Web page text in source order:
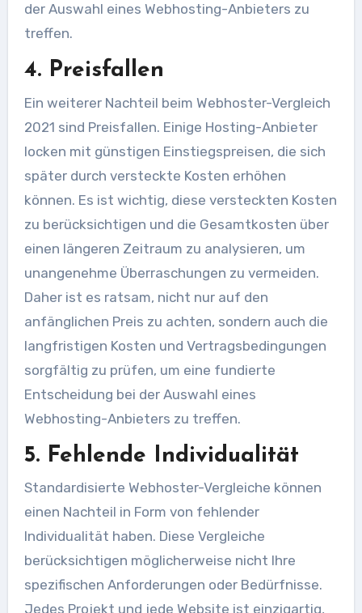
der Auswahl eines Webhosting-Anbieters zu
treffen.
4. Preisfallen
Ein weiterer Nachteil beim Webhoster-Vergleich
2021 sind Preisfallen. Einige Hosting-Anbieter
locken mit günstigen Einstiegspreisen, die sich
später durch versteckte Kosten erhöhen
können. Es ist wichtig, diese versteckten Kosten
zu berücksichtigen und die Gesamtkosten über
einen längeren Zeitraum zu analysieren, um
unangenehme Überraschungen zu vermeiden.
Daher ist es ratsam, nicht nur auf den
anfänglichen Preis zu achten, sondern auch die
langfristigen Kosten und Vertragsbedingungen
sorgfältig zu prüfen, um eine fundierte
Entscheidung bei der Auswahl eines
Webhosting-Anbieters zu treffen.
5. Fehlende Individualität
Standardisierte Webhoster-Vergleiche können
einen Nachteil in Form von fehlender
Individualität haben. Diese Vergleiche
berücksichtigen möglicherweise nicht Ihre
spezifischen Anforderungen oder Bedürfnisse.
Jedes Projekt und jede Website ist einzigartig,